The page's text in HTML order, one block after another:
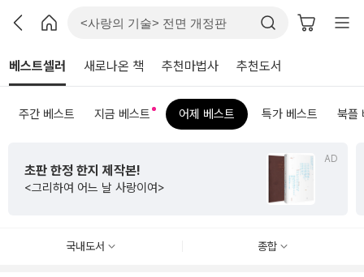
베스트셀러 새로나온 책 추천마법사 추천도서
주간 베스트 지금 베스트 어제 베스트 특가 베스트 북플
수능까지 연결되는
초등 비문학 필독서
<초등 매3비>
국내도서 종합